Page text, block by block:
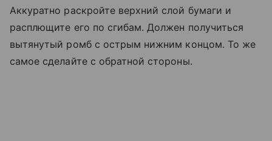
Аккуратно раскройте верхний слой бумаги и
расплющите его по сгибам. Должен получиться
вытянутый ромб с острым нижним концом. То же
самое сделайте с обратной стороны.